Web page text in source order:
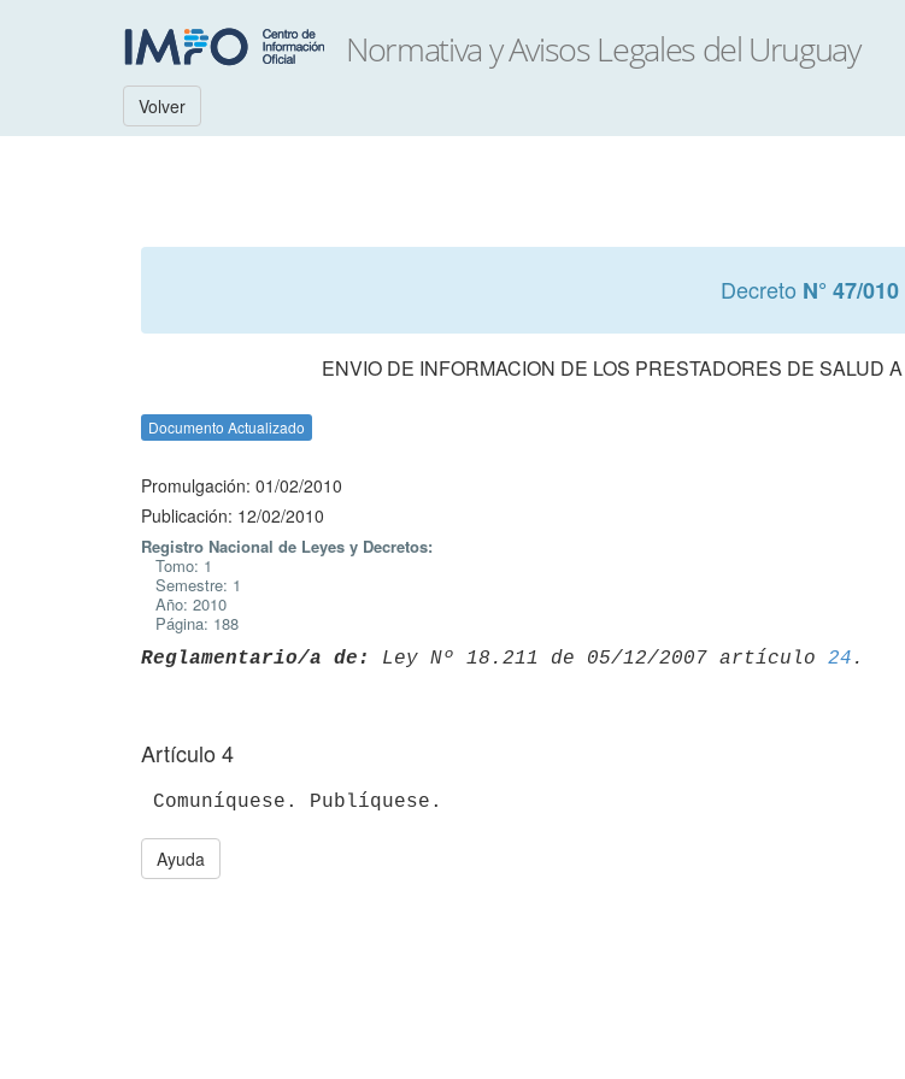
Volver
Decreto N° 47/010
ENVIO DE INFORMACION DE LOS PRESTADORES DE SALUD
Documento Actualizado
Promulgación: 01/02/2010
Publicación: 12/02/2010
Registro Nacional de Leyes y Decretos:
Tomo: 1
Semestre: 1
Año: 2010
Página: 188
Reglamentario/a de: Ley Nº 18.211 de 05/12/2007 artículo 24
Artículo 4
Ayuda